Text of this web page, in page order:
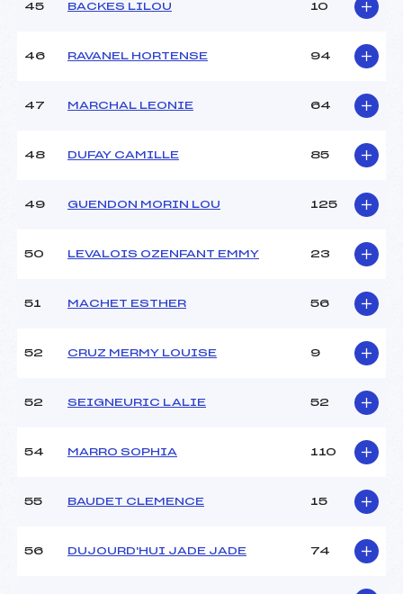
45 BACKES LILOU 10
46 RAVANEL HORTENSE 94
47 MARCHAL LEONIE 64
48 DUFAY CAMILLE 85
49 GUENDON MORIN LOU 125
50 LEVALOIS OZENFANT EMMY 23
51 MACHET ESTHER 56
52 CRUZ MERMY LOUISE 9
52 SEIGNEURIC LALIE 52
54 MARRO SOPHIA 110
55 BAUDET CLEMENCE 15
56 DUJOURD'HUI JADE JADE 74